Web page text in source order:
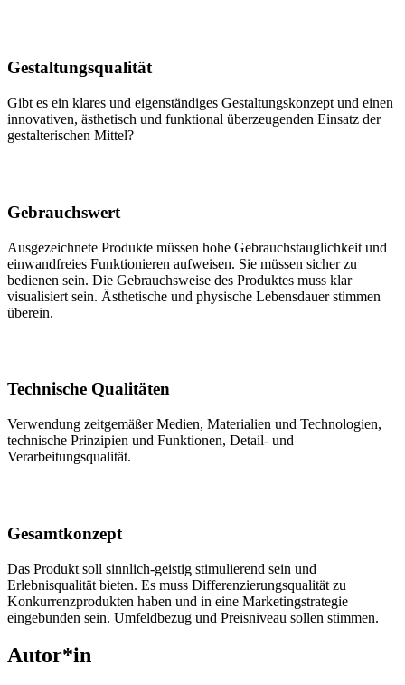
Gestaltungsqualität
Gibt es ein klares und eigenständiges Gestaltungskonzept und einen
innovativen, ästhetisch und funktional überzeugenden Einsatz der
gestalterischen Mittel?
Gebrauchswert
Ausgezeichnete Produkte müssen hohe Gebrauchstauglichkeit und
einwandfreies Funktionieren aufweisen. Sie müssen sicher zu
bedienen sein. Die Gebrauchsweise des Produktes muss klar
visualisiert sein. Ästhetische und physische Lebensdauer stimmen
überein.
Technische Qualitäten
Verwendung zeitgemäßer Medien, Materialien und Technologien,
technische Prinzipien und Funktionen, Detail- und
Verarbeitungsqualität.
Gesamtkonzept
Das Produkt soll sinnlich-geistig stimulierend sein und
Erlebnisqualität bieten. Es muss Differenzierungsqualität zu
Konkurrenzprodukten haben und in eine Marketingstrategie
eingebunden sein. Umfeldbezug und Preisniveau sollen stimmen.
Autor*in